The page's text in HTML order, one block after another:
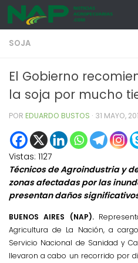
Skip to content
SOJA
El Gobierno
la soja por mucho
POR EDUARDO BUSTOS · 31 MAYO,
Vistas: 1127
Técnicos de Agroindustria y
zonas afectadas por las
presentan daños
BUENOS AIRES (NAP).
Agricultura de La Nación, a
Servicio Nacional de Sanidad y
llevaron a cabo un recorrido por